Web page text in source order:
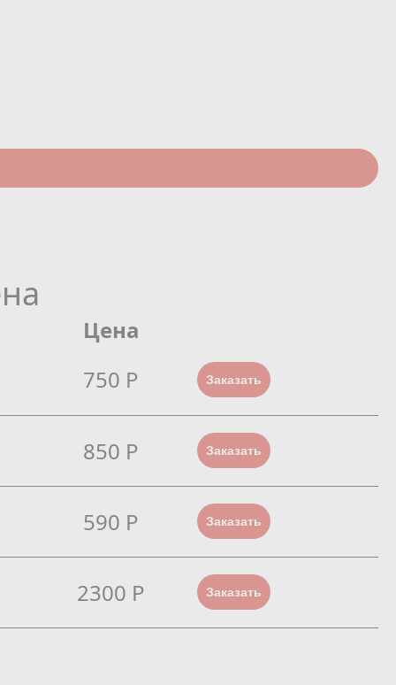
Цена
750 Р
Заказать
850 Р Заказать
590 Р Заказать
2300 Р Заказать